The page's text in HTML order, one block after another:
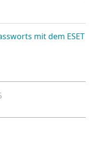
mit dem ESET